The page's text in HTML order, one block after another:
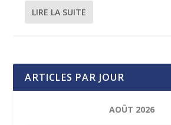
LIRE LA SUITE
ARTICLES PAR JOUR
AOÛT 2026